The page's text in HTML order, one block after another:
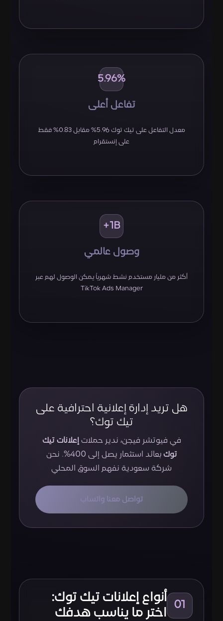
5.96%
تفاعل أعلى
معدل التفاعل على تيك توك 5.96% مقابل 0.83% فقط
على إنستقرام
1B+
وصول عالمي
أكثر من مليار مستخدم نشط شهرياً يمكن الوصول لهم عبر
TikTok Ads Manager
هل تريد إدارة إعلانية احترافية على
تيك توك؟
في فيوتشر فيجن، ندير حملات إعلانات تيك
توك
بعائد استثمار يصل إلى 400%. نحن
شركة سعودية نفهم السوق المحلي
تواصل معنا واتساب
01
أنواع إعلانات تيك توك:
اختر ما يناسب هدفك